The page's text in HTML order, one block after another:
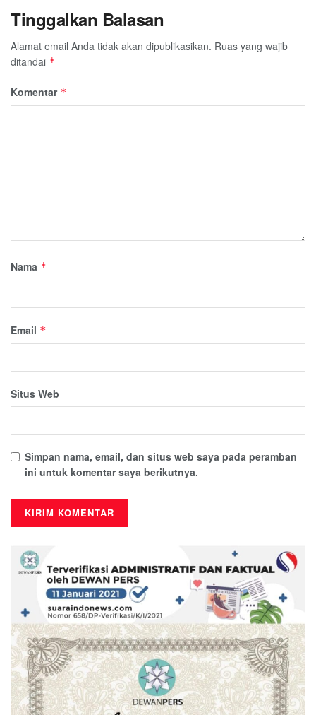
Tinggalkan Balasan
Alamat email Anda tidak akan dipublikasikan. Ruas yang wajib
ditandai *
Komentar *
Nama *
Email *
Situs Web
Simpan nama, email, dan situs web saya pada peramban
ini untuk komentar saya berikutnya.